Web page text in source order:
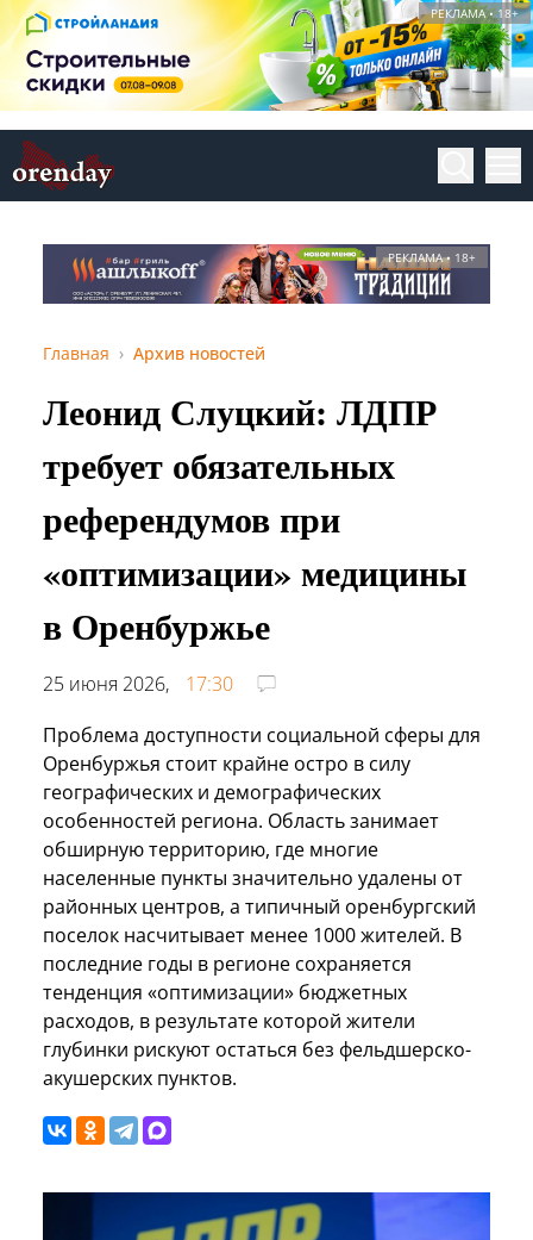
РЕКЛАМА • 18+
РЕКЛАМА • 18+
Главная Архив новостей
Леонид Слуцкий: ЛДПР
требует обязательных
референдумов при
«оптимизации» медицины
в Оренбуржье
25 июня 2026,
17:30
Проблема доступности социальной сферы для
Оренбуржья стоит крайне остро в силу
географических и демографических
особенностей региона. Область занимает
обширную территорию, где многие
населенные пункты значительно удалены от
районных центров, а типичный оренбургский
поселок насчитывает менее 1000 жителей. В
последние годы в регионе сохраняется
тенденция «оптимизации» бюджетных
расходов, в результате которой жители
глубинки рискуют остаться без фельдшерско-
акушерских пунктов.